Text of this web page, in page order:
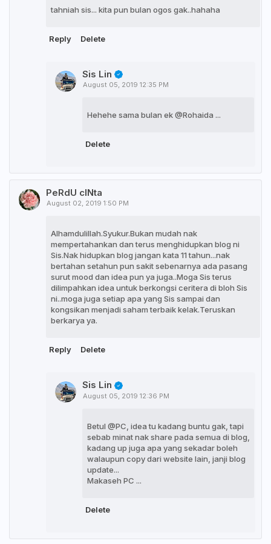
tahniah sis... kita pun bulan ogos gak..hahaha
Reply Delete
Sis Lin
August 05, 2019 12:35 PM
Hehehe sama bulan ek @Rohaida ...
Delete
PeRdU cINta
August 02, 2019 1:50 PM
Alhamdulillah.Syukur.Bukan mudah nak
mempertahankan dan terus menghidupkan blog ni
Sis.Nak hidupkan blog jangan kata 11 tahun...nak
bertahan setahun pun sakit sebenarnya ada pasang
surut mood dan idea pun ya juga..Moga Sis terus
dilimpahkan idea untuk berkongsi ceritera di bloh Sis
ni..moga juga setiap apa yang Sis sampai dan
kongsikan menjadi saham terbaik kelak.Teruskan
berkarya ya.
Reply Delete
Sis Lin
August 05, 2019 12:36 PM
Betul @PC, idea tu kadang buntu gak, tapi
sebab minat nak share pada semua di blog,
kadang up juga apa yang sekadar boleh
walaupun copy dari website lain, janji blog
update...
Makaseh PC ...
Delete